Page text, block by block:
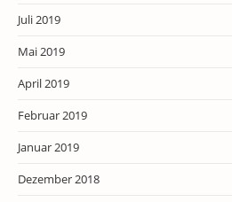
Juli 2019
Mai 2019
April 2019
Februar 2019
Januar 2019
Dezember 2018